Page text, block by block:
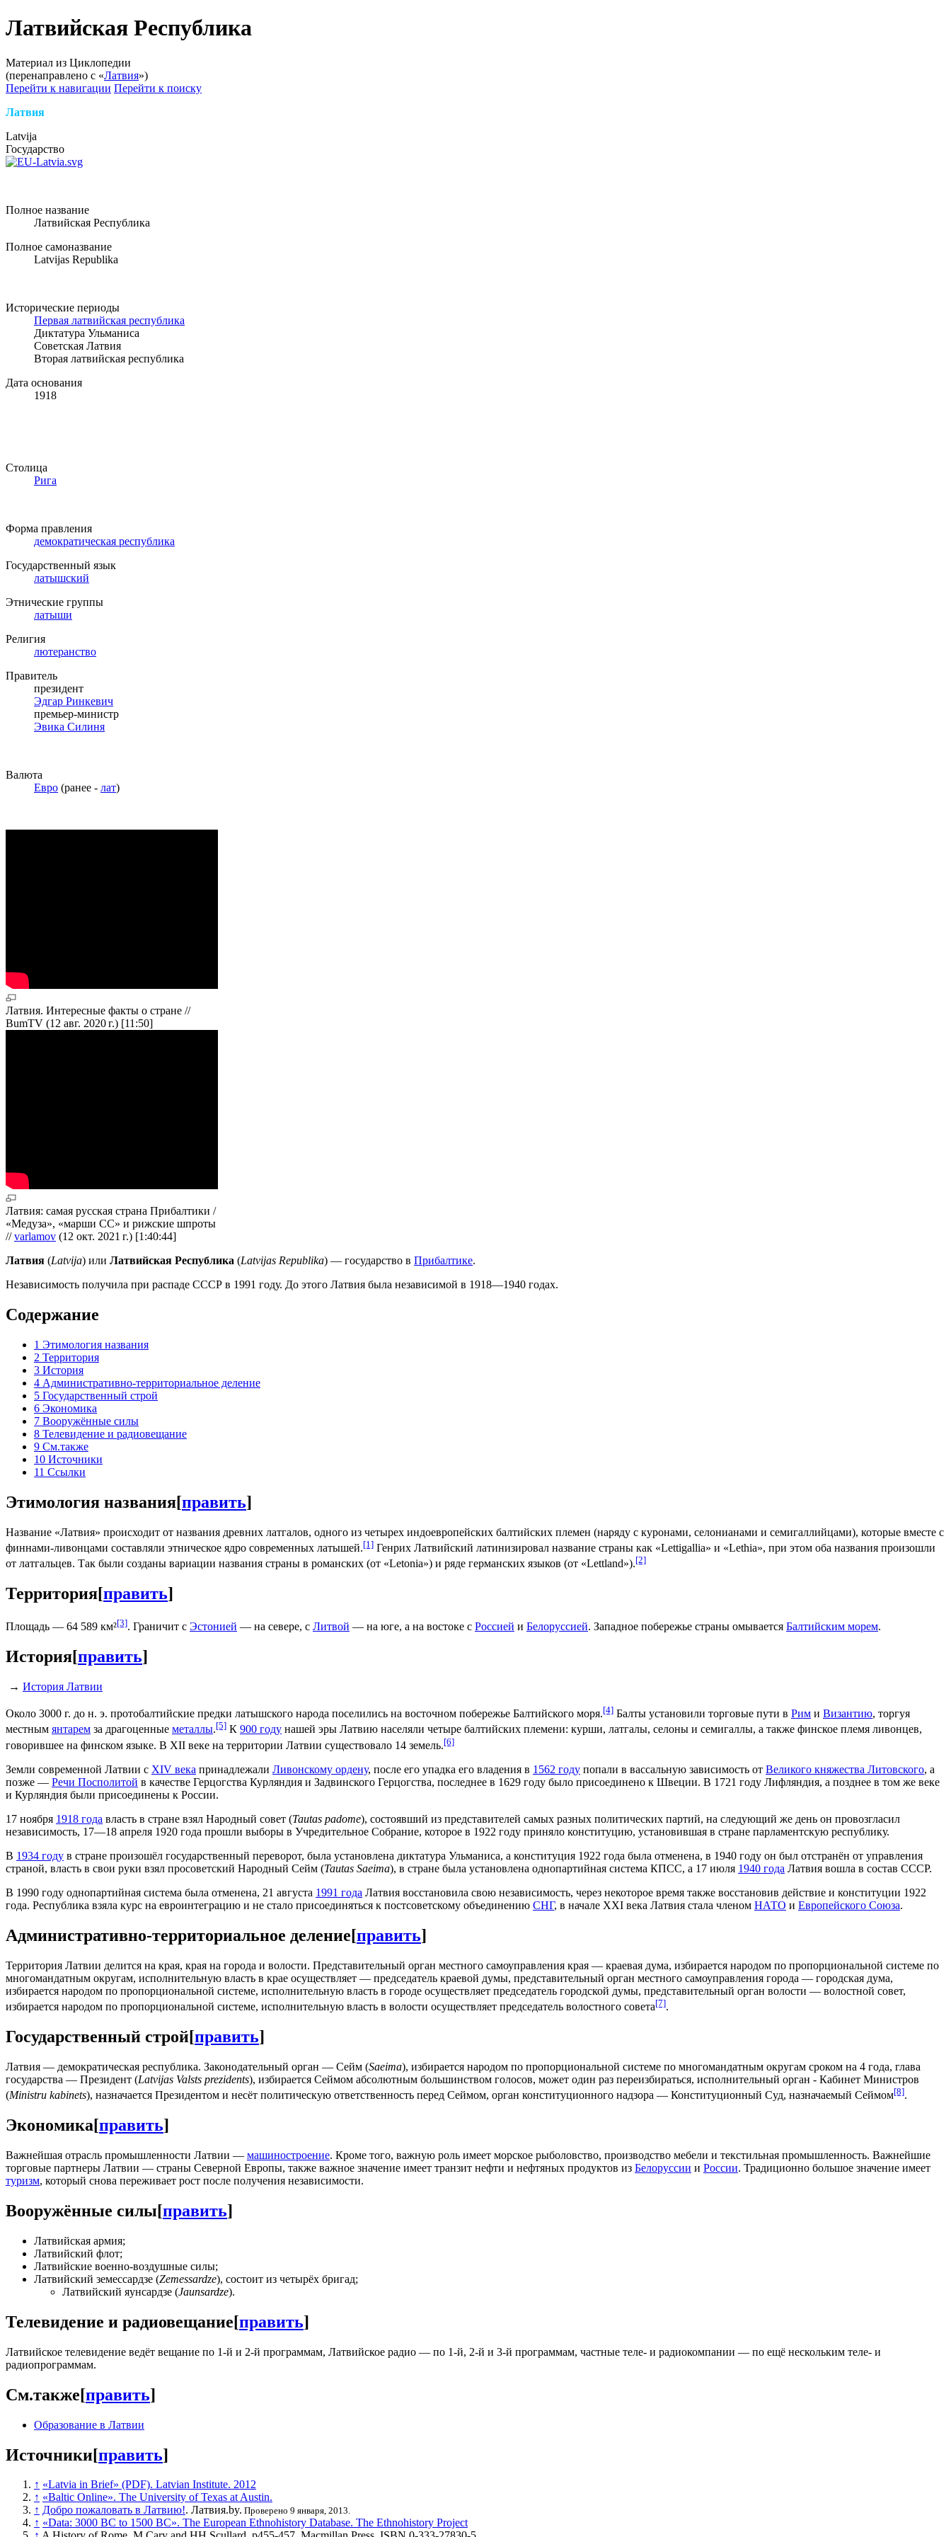
Латвийская Республика
Материал из Циклопедии
(перенаправлено с «Латвия»)
Перейти к навигации Перейти к поиску
Латвия
Latvija
Государство
Полное название
Латвийская Республика
Полное самоназвание
Latvijas Republika
Исторические периоды
Первая латвийская республика
Диктатура Ульманиса
Советская Латвия
Вторая латвийская республика
Дата основания
1918
Столица
Рига
Форма правления
демократическая республика
Государственный язык
латышский
Этнические группы
латыши
Религия
лютеранство
Правитель
президент
Эдгар Ринкевич
премьер-министр
Эвика Силиня
Валюта
Евро (ранее - лат)
Латвия. Интересные факты о стране //
BumTV (12 авг. 2020 г.) [11:50]
Латвия: самая русская страна Прибалтики /
«Медуза», «марши СС» и рижские шпроты
//varlamov (12 окт. 2021 г.) [1:40:44]
Латвия (Latvija) или Латвийская Республика (Latvijas Republika) — государство в Прибалтике.
Независимость получила при распаде СССР в 1991 году. До этого Латвия была независимой в 1918—1940 годах.
Содержание
1 Этимология названия
2 Территория
3 История
4 Административно-территориальное деление
5 Государственный строй
6 Экономика
7 Вооружённые силы
8 Телевидение и радиовещание
9 См.также
10 Источники
11 Ссылки
Этимология названия[править]
Название «Латвия» происходит от названия древних латгалов, одного из четырех индоевропейских балтийских племен (наряду с куронами, селонианами и семигаллийцами), которые вместе с
финнами-ливонцами составляли этническое ядро современных латышей.[1] Генрих Латвийский латинизировал название страны как «Lettigallia» и «Lethia», при этом оба названия произошли
от латгальцев. Так были созданы вариации названия страны в романских (от «Letonia») и ряде германских языков (от «Lettland»).[2]
Территория[править]
Площадь — 64 589 км²[3]. Граничит с Эстонией — на севере, с Литвой — на юге, а на востоке с Россией и Белоруссией. Западное побережье страны омывается Балтийским морем.
История[править]
→ История Латвии
Около 3000 г. до н. э. протобалтийские предки латышского народа поселились на восточном побережье Балтийского моря.[4] Балты установили торговые пути в Рим и Византию, торгуя
местным янтарем за драгоценные металлы.[5] К 900 году нашей эры Латвию населяли четыре балтийских племени: курши, латгалы, селоны и семигаллы, а также финское племя ливонцев,
говорившее на финском языке. В XII веке на территории Латвии существовало 14 земель.[6]
Земли современной Латвии с XIV века принадлежали Ливонскому ордену, после его упадка его владения в 1562 году попали в вассальную зависимость от Великого княжества Литовского, а
позже — Речи Посполитой в качестве Герцогства Курляндия и Задвинского Герцогства, последнее в 1629 году было присоединено к Швеции. В 1721 году Лифляндия, а позднее в том же веке
и Курляндия были присоединены к России.
17 ноября 1918 года власть в стране взял Народный совет (Tautas padome), состоявший из представителей самых разных политических партий, на следующий же день он провозгласил
независимость, 17—18 апреля 1920 года прошли выборы в Учредительное Собрание, которое в 1922 году приняло конституцию, установившая в стране парламентскую республику.
В 1934 году в стране произошёл государственный переворот, была установлена диктатура Ульманиса, а конституция 1922 года была отменена, в 1940 году он был отстранён от управления
страной, власть в свои руки взял просоветский Народный Сейм (Tautas Saeima), в стране была установлена однопартийная система КПСС, а 17 июля 1940 года Латвия вошла в состав СССР.
В 1990 году однопартийная система была отменена, 21 августа 1991 года Латвия восстановила свою независимость, через некоторое время также восстановив действие и конституции 1922
года. Республика взяла курс на евроинтеграцию и не стало присоединяться к постсоветскому объединению СНГ, в начале XXI века Латвия стала членом НАТО и Европейского Союза.
Административно-территориальное деление[править]
Территория Латвии делится на края, края на города и волости. Представительный орган местного самоуправления края — краевая дума, избирается народом по пропорциональной системе по
многомандатным округам, исполнительную власть в крае осуществляет — председатель краевой думы, представительный орган местного самоуправления города — городская дума,
избирается народом по пропорциональной системе, исполнительную власть в городе осуществляет председатель городской думы, представительный орган волости — волостной совет,
избирается народом по пропорциональной системе, исполнительную власть в волости осуществляет председатель волостного совета[7].
Государственный строй[править]
Латвия — демократическая республика. Законодательный орган — Сейм (Saeima), избирается народом по пропорциональной системе по многомандатным округам сроком на 4 года, глава
государства — Президент (Latvijas Valsts prezidents), избирается Сеймом абсолютным большинством голосов, может один раз переизбираться, исполнительный орган - Кабинет Министров
(Ministru kabinets), назначается Президентом и несёт политическую ответственность перед Сеймом, орган конституционного надзора — Конституционный Суд, назначаемый Сеймом[8].
Экономика[править]
Важнейшая отрасль промышленности Латвии — машиностроение. Кроме того, важную роль имеет морское рыболовство, производство мебели и текстильная промышленность. Важнейшие
торговые партнеры Латвии — страны Северной Европы, также важное значение имеет транзит нефти и нефтяных продуктов из Белоруссии и России. Традиционно большое значение имеет
туризм, который снова переживает рост после получения независимости.
Вооружённые силы[править]
Латвийская армия;
Латвийский флот;
Латвийские военно-воздушные силы;
Латвийский земессардзе (Zemessardze), состоит из четырёх бригад;
Латвийский яунсардзе (Jaunsardze).
Телевидение и радиовещание[править]
Латвийское телевидение ведёт вещание по 1-й и 2-й программам, Латвийское радио — по 1-й, 2-й и 3-й программам, частные теле- и радиокомпании — по ещё нескольким теле- и
радиопрограммам.
См.также[править]
Образование в Латвии
Источники[править]
↑ «Latvia in Brief» (PDF). Latvian Institute. 2012
↑ «Baltic Online». The University of Texas at Austin.
↑ Добро пожаловать в Латвию!. Латвия.by. Проверено 9 января, 2013.
↑ «Data: 3000 BC to 1500 BC». The European Ethnohistory Database. The Ethnohistory Project